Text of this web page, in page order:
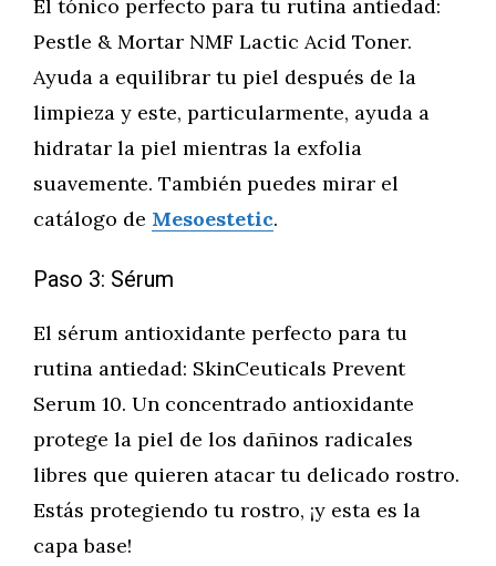
El tónico perfecto para tu rutina antiedad:
Pestle & Mortar NMF Lactic Acid Toner.
Ayuda a equilibrar tu piel después de la
limpieza y este, particularmente, ayuda a
hidratar la piel mientras la exfolia
suavemente. También puedes mirar el
catálogo de Mesoestetic.
Paso 3: Sérum
El sérum antioxidante perfecto para tu
rutina antiedad: SkinCeuticals Prevent
Serum 10. Un concentrado antioxidante
protege la piel de los dañinos radicales
libres que quieren atacar tu delicado rostro.
Estás protegiendo tu rostro, ¡y esta es la
capa base!